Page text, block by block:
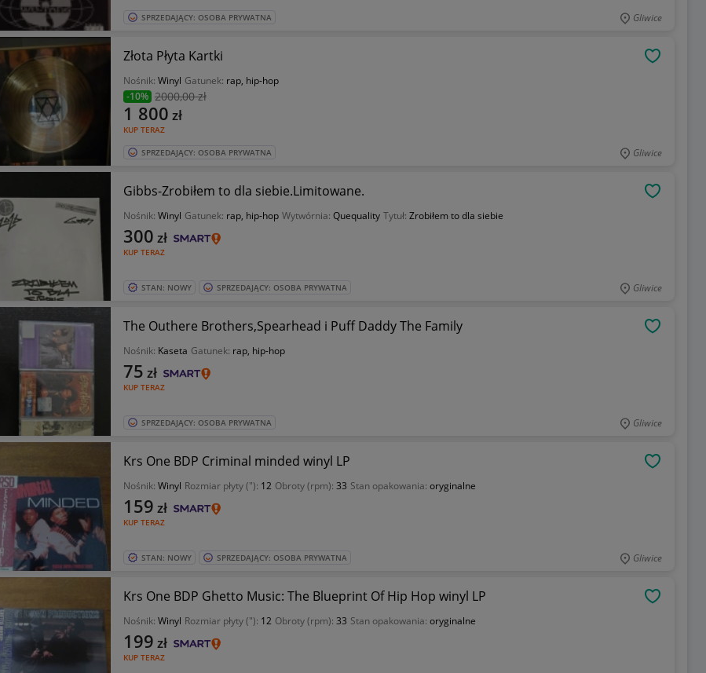
SPRZEDAJĄCY: OSOBA PRYWATNA Gliwice
Złota Płyta Kartki
Nośnik: Winyl Gatunek: rap, hip-hop
-10% 2000,00 zł
KUP TERAZ
1 800 zł
SPRZEDAJĄCY: OSOBA PRYWATNA Gliwice
Gibbs-Zrobiłem to dla siebie.Limitowane.
Nośnik: Winyl Gatunek: rap, hip-hop Wytwórnia: Quequality Tytuł: Zrobiłem to dla siebie
KUP TERAZ
300 zł
STAN: NOWY SPRZEDAJĄCY: OSOBA PRYWATNA Gliwice
The Outhere Brothers,Spearhead i Puff Daddy The Family
Nośnik: Kaseta Gatunek: rap, hip-hop
KUP TERAZ
75 zł
SPRZEDAJĄCY: OSOBA PRYWATNA Gliwice
Krs One BDP Criminal minded winyl LP
Nośnik: Winyl Rozmiar płyty ("): 12 Obroty (rpm): 33 Stan opakowania: oryginalne
KUP TERAZ
159 zł
STAN: NOWY SPRZEDAJĄCY: OSOBA PRYWATNA Gliwice
Krs One BDP Ghetto Music: The Blueprint Of Hip Hop winyl LP
Nośnik: Winyl Rozmiar płyty ("): 12 Obroty (rpm): 33 Stan opakowania: oryginalne
KUP TERAZ
199 zł